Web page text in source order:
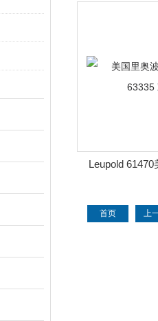
Leupold
首页 上